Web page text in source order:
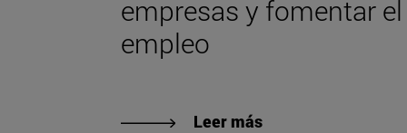
empresas y fomentar el
empleo
Leer más